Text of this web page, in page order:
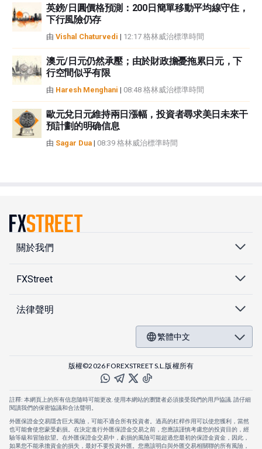
英鎊/日圓價格預測：200日簡單移動平均線守住，
下行風險仍存
由 Vishal Chaturvedi | 12:17 格林威治標準時間
澳元/日元仍然承壓；由於財政擔憂拖累日元，下
行空間似乎有限
由 Haresh Menghani | 08:48 格林威治標準時間
歐元兌日元維持兩日漲幅，投資者尋求美日未來干
預計劃的明确信息
由 Sagar Dua | 08:39 格林威治標準時間
關於我們
FXStreet
法律聲明
繁體中文
版權©2026 FOREXSTREET S.L.版權所有
註釋: 本網頁上的所有信息隨時可能更改. 使用本網站的瀏覽者必須接受我們的用戶協議. 請仔細
閱讀我們的保密協議和合法聲明。
外匯保證金交易隱含巨大風險，可能不適合所有投資者。過高的杠桿作用可以使您獲利，當然
也可能會使您蒙受虧損。在決定進行外匯保證金交易之前，您應該謹慎考慮您的投資目的，經
驗等級和冒險欲望。在外匯保證金交易中，虧損的風險可能超過您最初的保證金資金，因此，
如果您不能承擔資金的損失，最好不要投資外匯。您應該明白與外匯交易相關聯的所有風險，